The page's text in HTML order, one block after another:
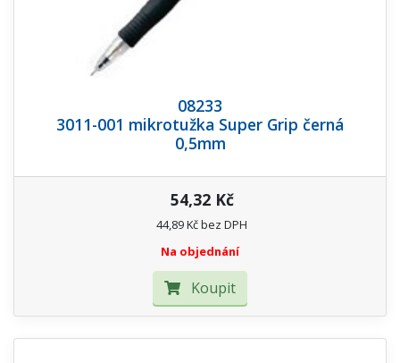
08233
3011-001 mikrotužka Super Grip černá
0,5mm
54,32 Kč
44,89 Kč bez DPH
Na objednání
Koupit